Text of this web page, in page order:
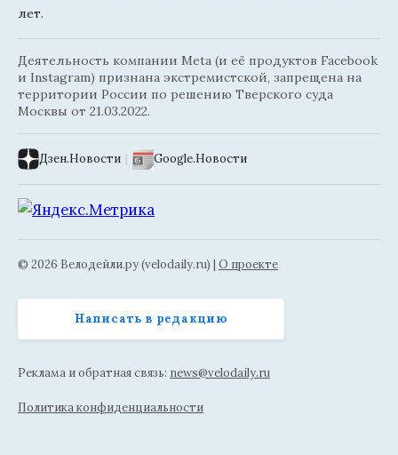
лет.
Деятельность компании Meta (и её продуктов Facebook
и Instagram) признана экстремистской, запрещена на
территории России по решению Тверского суда
Москвы от 21.03.2022.
Дзен.Новости | Google.Новости
© 2026 Велодейли.ру (velodaily.ru) | О проекте
Написать в редакцию
Реклама и обратная связь: news@velodaily.ru
Политика конфиденциальности